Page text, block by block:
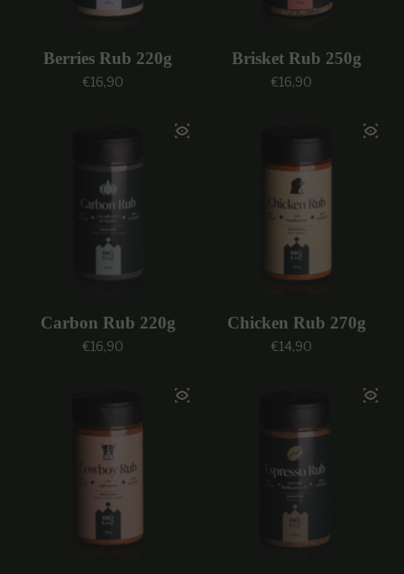
Berries Rub 220g
Prezzo regolare
€16,90
Brisket Rub 250g
Prezzo regolare
€16,90
Carbon Rub 220g
Prezzo regolare
€16,90
Chicken Rub 270g
Prezzo regolare
€14,90